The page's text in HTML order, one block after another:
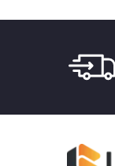
Online
Aktivasyon